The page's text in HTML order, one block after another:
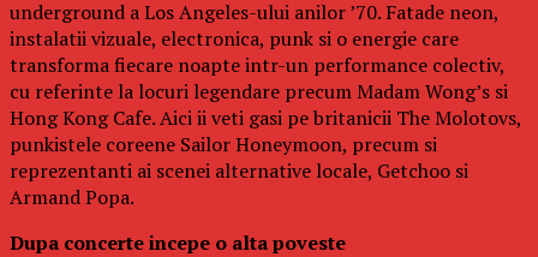
underground a Los Angeles-ului anilor ’70. Fatade neon,
instalatii vizuale, electronica, punk si o energie care
transforma fiecare noapte intr-un performance colectiv,
cu referinte la locuri legendare precum Madam Wong’s si
Hong Kong Cafe. Aici ii veti gasi pe britanicii The Molotovs,
punkistele coreene Sailor Honeymoon, precum si
reprezentanti ai scenei alternative locale, Getchoo si
Armand Popa.
Dupa concerte incepe o alta poveste